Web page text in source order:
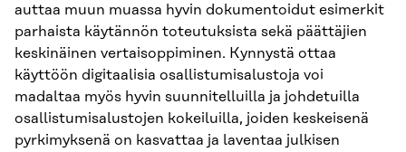
auttaa muun muassa hyvin dokumentoidut esimerkit
parhaista käytännön toteutuksista sekä päättäjien
keskinäinen vertaisoppiminen. Kynnystä ottaa
käyttöön digitaalisia osallistumisalustoja voi
madaltaa myös hyvin suunnitelluilla ja johdetuilla
osallistumisalustojen kokeiluilla, joiden keskeisenä
pyrkimyksenä on kasvattaa ja laventaa julkisen